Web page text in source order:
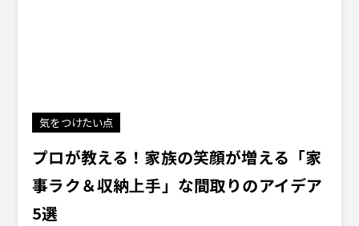
気をつけたい点
プロが教える！家族の笑顔が増える「家
事ラク＆収納上手」な間取りのアイデア
5選